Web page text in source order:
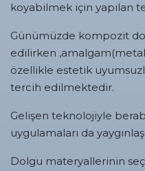
koyabilmek için yapılan
Günümüzde kompozit
edilirken
özellikle estetik
tercih edilmektedir.
Gelişen teknolojiyle
uygulamaları da
Dolgu materyallerinin